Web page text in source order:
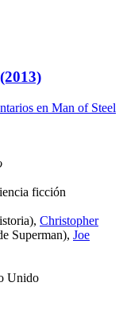
en Man of Steel
ficción
Christopher
Superman), Joe
Unido